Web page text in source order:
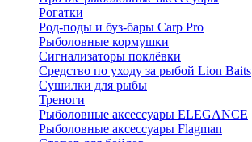
Рогатки
Род-поды и буз-бары Carp Pro
Рыболовные кормушки
Сигнализаторы поклёвки
Средство по уходу за рыбой Lion Baits
Сушилки для рыбы
Треноги
Рыболовные аксессуары ELEGANCE
Рыболовные аксессуары Flagman